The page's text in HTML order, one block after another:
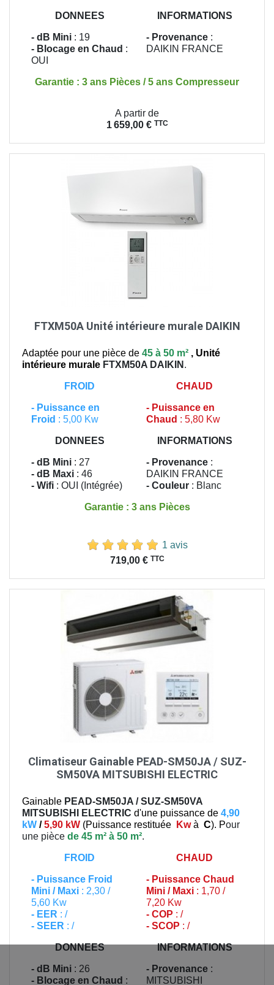
DONNEES
- dB Mini : 19
- Blocage en Chaud :
OUI
INFORMATIONS
- Provenance :
DAIKIN FRANCE
Garantie : 3 ans Pièces / 5 ans Compresseur
A partir de
1 659,00 € TTC
FTXM50A Unité intérieure murale DAIKIN
Adaptée pour une pièce de 45 à 50 m² , Unité
intérieure murale FTXM50A DAIKIN .
FROID
- Puissance en
Froid : 5,00 Kw
CHAUD
- Puissance en
Chaud : 5,80 Kw
DONNEES
- dB Mini : 27
- dB Maxi : 46
- Wifi : OUI (Intégrée)
INFORMATIONS
- Provenance :
DAIKIN FRANCE
- Couleur : Blanc
Garantie : 3 ans Pièces
1 avis
719,00 € TTC
Climatiseur Gainable PEAD-SM50JA / SUZ-
SM50VA MITSUBISHI ELECTRIC
Gainable PEAD-SM50JA / SUZ-SM50VA
MITSUBISHI ELECTRIC d'une puissance de 4,90
kW /5,90 kW (Puissance restituée Kwà C). Pour
une pièce de 45 m² à 50 m².
FROID
- Puissance Froid
Mini / Maxi : 2,30 /
5,60 Kw
- EER : /
- SEER : /
CHAUD
- Puissance Chaud
Mini / Maxi : 1,70 /
7,20 Kw
- COP : /
- SCOP : /
DONNEES
- dB Mini : 26
- Blocage en Chaud :
INFORMATIONS
- Provenance :
MITSUBISHI